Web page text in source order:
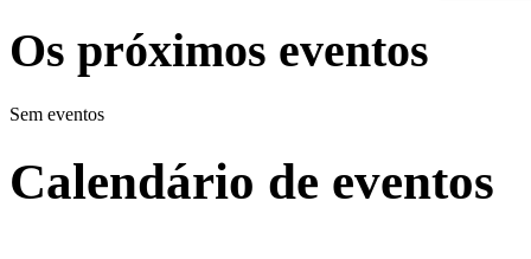
Os próximos eventos
Sem eventos
Calendário de eventos